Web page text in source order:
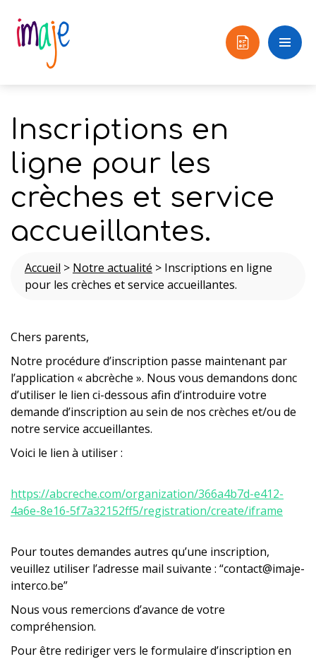
Inscriptions en
ligne pour les
crèches et service
accueillantes.
Accueil > Notre actualité > Inscriptions en ligne
pour les crèches et service accueillantes.
Chers parents,
Notre procédure d’inscription passe maintenant par
l’application « abcrèche ». Nous vous demandons donc
d’utiliser le lien ci-dessous afin d’introduire votre
demande d’inscription au sein de nos crèches et/ou de
notre service accueillantes.
Voici le lien à utiliser :
https://abcreche.com/organization/366a4b7d-e412-
4a6e-8e16-5f7a32152ff5/registration/create/iframe
Pour toutes demandes autres qu’une inscription,
veuillez utiliser l’adresse mail suivante : “contact@imaje-
interco.be”
Nous vous remercions d’avance de votre
compréhension.
Pour être rediriger vers le formulaire d’inscription en